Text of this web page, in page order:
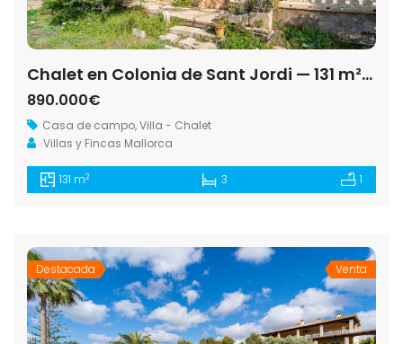
Chalet en Colonia de Sant Jordi — 131 m², 14.500 m², cerca de Es Trenc y Ses Salines
890.000€
Casa de campo,Villa - Chalet
Villas y Fincas Mallorca
131 m2 3 1
Destacada Venta